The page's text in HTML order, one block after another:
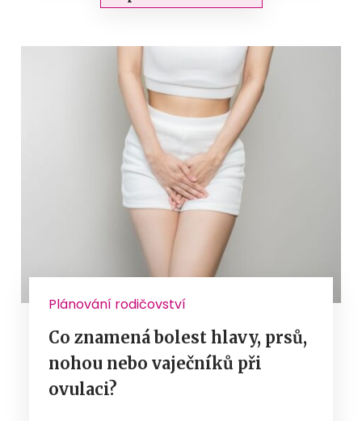
Plánování rodičovství
Co znamená bolest hlavy, prsů,
nohou nebo vaječníků při
ovulaci?